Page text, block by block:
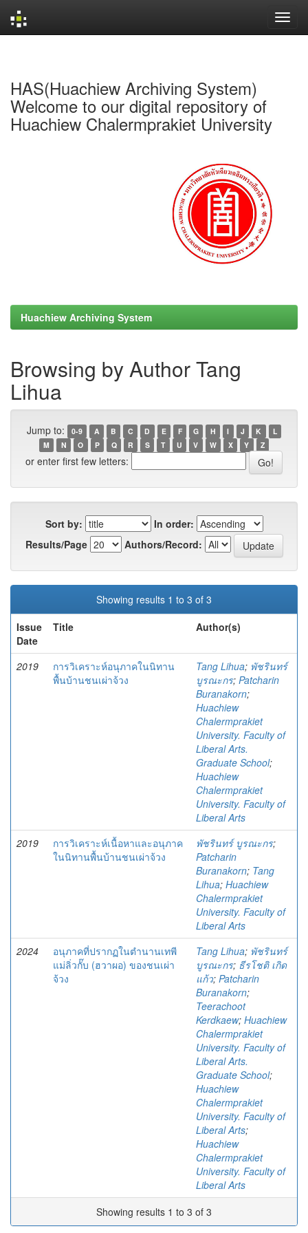
HAS(Huachiew Archiving System)
Welcome to our digital repository of
Huachiew Chalermprakiet University
Huachiew Archiving System
Browsing by Author Tang
Lihua
Jump to: 0-9 A B C D E F G H I J K
L
M
N O P Q R S T U V W X Y Z
or enter first few letters:
Sort by:
In order:
Results/Page
Authors/Record:
Showing results 1 to 3 of 3
Issue
Date
Title Author(s)
2019
การวิเคราะห์อนุภาคในนิทาน
พื้นบ้านชนเผ่าจ้วง
Tang Lihua; พัชรินทร์
บูรณะกร; Patcharin
Buranakorn;
Huachiew
Chalermprakiet
University. Faculty of
Liberal Arts.
Graduate School;
Huachiew
Chalermprakiet
University. Faculty of
Liberal Arts
2019
การวิเคราะห์เนื้อหาและอนุภาค
ในนิทานพื้นบ้านชนเผ่าจ้วง
พัชรินทร์ บูรณะกร;
Patcharin
Buranakorn; Tang
Lihua; Huachiew
Chalermprakiet
University. Faculty of
Liberal Arts
2024
อนุภาคที่ปรากฏในตำนานเทพี
แม่ลิ่วกั๊บ (ฮวาผอ) ของชนเผ่า
จ้วง
Tang Lihua; พัชรินทร์
บูรณะกร; ธีรโชติ เกิด
แก้ว; Patcharin
Buranakorn;
Teerachoot
Kerdkaew; Huachiew
Chalermprakiet
University. Faculty of
Liberal Arts.
Graduate School;
Huachiew
Chalermprakiet
University. Faculty of
Liberal Arts;
Huachiew
Chalermprakiet
University. Faculty of
Liberal Arts
Showing results 1 to 3 of 3